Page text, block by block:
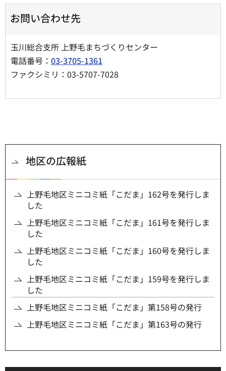
お問い合わせ先
玉川総合支所 上野毛まちづくりセンター
電話番号： 03-3705-1361
ファクシミリ：03-5707-7028
地区の広報紙
上野毛地区ミニコミ紙「こだま」162号を発行しま
した
上野毛地区ミニコミ紙「こだま」161号を発行しま
した
上野毛地区ミニコミ紙「こだま」160号を発行しま
した
上野毛地区ミニコミ紙「こだま」159号を発行しま
した
上野毛地区ミニコミ紙「こだま」第158号の発行
上野毛地区ミニコミ紙「こだま」第163号の発行